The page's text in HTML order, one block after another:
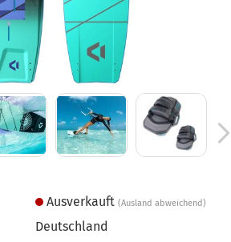
Ausverkauft(Ausland abweichend)
Deutschland